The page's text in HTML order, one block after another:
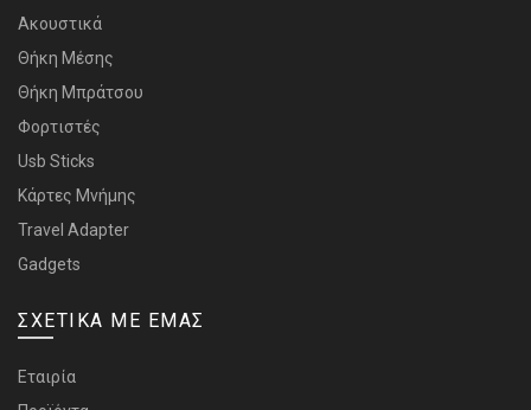
Ακουστικά
Θήκη Μέσης
Θήκη Μπράτσου
Φορτιστές
Usb Sticks
Κάρτες Μνήμης
Travel Adapter
Gadgets
ΣΧΕΤΙΚΑ ΜΕ ΕΜΑΣ
Εταιρία